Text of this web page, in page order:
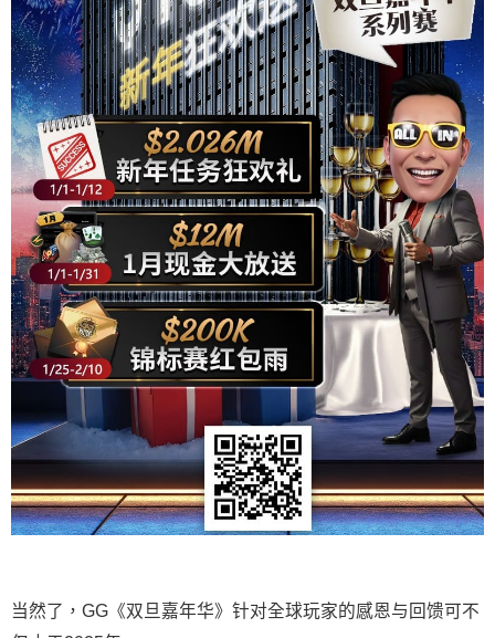
当然了，GG《双旦嘉年华》针对全球玩家的感恩与回馈可不